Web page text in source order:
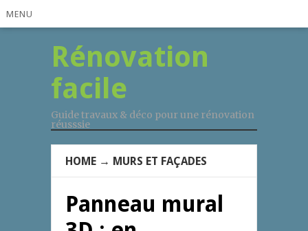
MENU
Rénovation
facile
Guide travaux & déco pour une rénovation
réusssie
HOME → MURS ET FAÇADES
Panneau mural